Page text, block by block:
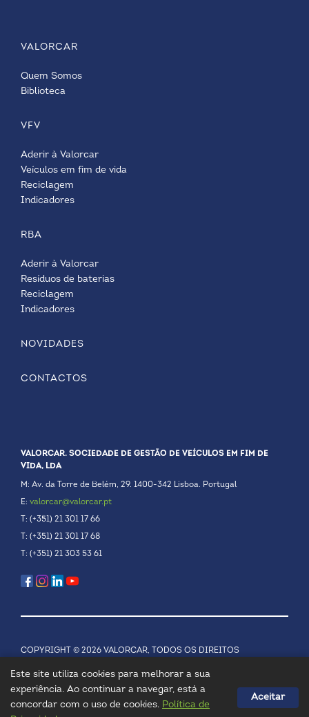
VALORCAR
Quem Somos
Biblioteca
VFV
Aderir à Valorcar
Veículos em fim de vida
Reciclagem
Indicadores
RBA
Aderir à Valorcar
Resíduos de baterias
Reciclagem
Indicadores
NOVIDADES
CONTACTOS
VALORCAR. SOCIEDADE DE GESTÃO DE VEÍCULOS EM FIM DE
VIDA, LDA
M: Av. da Torre de Belém, 29. 1400-342 Lisboa. Portugal
E: valorcar@valorcar.pt
T: (+351) 21 301 17 66
T: (+351) 21 301 17 68
T: (+351) 21 303 53 61
COPYRIGHT © 2026 VALORCAR, TODOS OS DIREITOS
Este site utiliza cookies para melhorar a sua
experiência. Ao continuar a navegar, está a
concordar com o uso de cookies. Política de
Aceitar